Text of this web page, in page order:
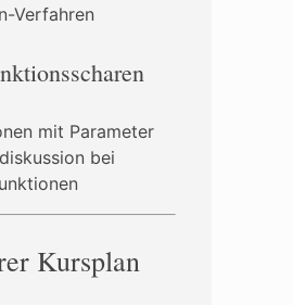
Verfahren
mit Parameter
bei
Kursplan